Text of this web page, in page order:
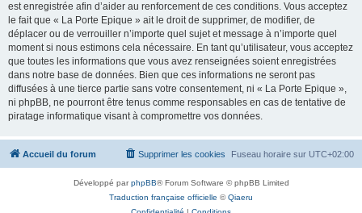
est enregistrée afin d’aider au renforcement de ces conditions. Vous acceptez
le fait que « La Porte Epique » ait le droit de supprimer, de modifier, de
déplacer ou de verrouiller n’importe quel sujet et message à n’importe quel
moment si nous estimons cela nécessaire. En tant qu’utilisateur, vous acceptez
que toutes les informations que vous avez renseignées soient enregistrées
dans notre base de données. Bien que ces informations ne seront pas
diffusées à une tierce partie sans votre consentement, ni « La Porte Epique »,
ni phpBB, ne pourront être tenus comme responsables en cas de tentative de
piratage informatique visant à compromettre vos données.
Accueil du forum Fuseau horaire sur UTC+02:00
Supprimer les cookies
Développé parphpBB® Forum Software © phpBB Limited
Traduction française officielle ©Qiaeru